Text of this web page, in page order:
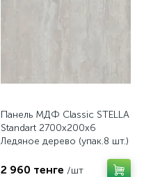
Панель МДФ Classic STELLA
Standart 2700х200х6
Ледяное дерево (упак.8 шт.)
2 960 тенге /шт